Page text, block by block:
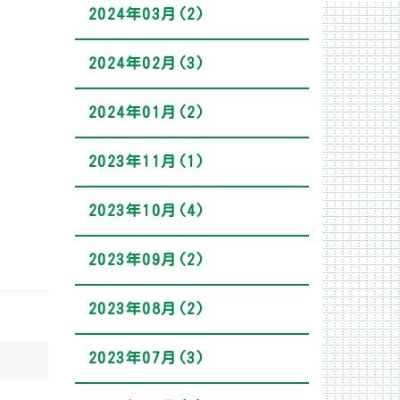
2024年03月(2)
2024年02月(3)
2024年01月(2)
2023年11月(1)
2023年10月(4)
2023年09月(2)
2023年08月(2)
2023年07月(3)